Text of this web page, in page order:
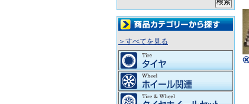
＞すべてを見る